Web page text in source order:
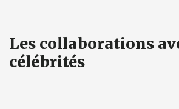
Les collaborations
célébrités